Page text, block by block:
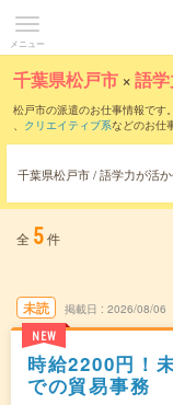
メニュー
千葉県松戸市 ×語
松戸市の派遣のお仕事情報です。
、 クリエイティブ系などのお仕
千葉県松戸市 / 語学力が活
全 5件
未読
NEW
掲載日 2026/08/06
時給2200円！
での貿易事務